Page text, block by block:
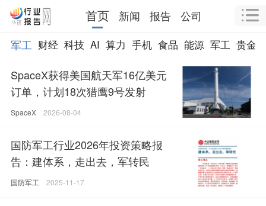
首页 新闻 报告
公司
军工 财经 科技 AI 算力 手机 食品 能源 军工 贵金属
SpaceX获得美国航天军16亿美元
订单，计划18次猎鹰9号发射
SpaceX 2026-08-04
国防军工行业2026年投资策略报
告：建体系，走出去，军转民
国防军工 2025-11-17